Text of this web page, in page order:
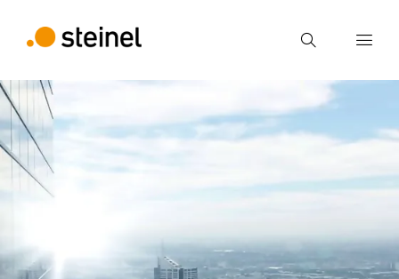
Ricerca
Ricerca
Inserire il termine di ricerca